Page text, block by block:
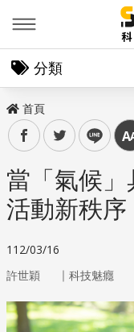
分類
首頁
facebooktwitter line
當「氣候
活動新秩序
112/03/16
許世穎 ｜ 科技魅癮